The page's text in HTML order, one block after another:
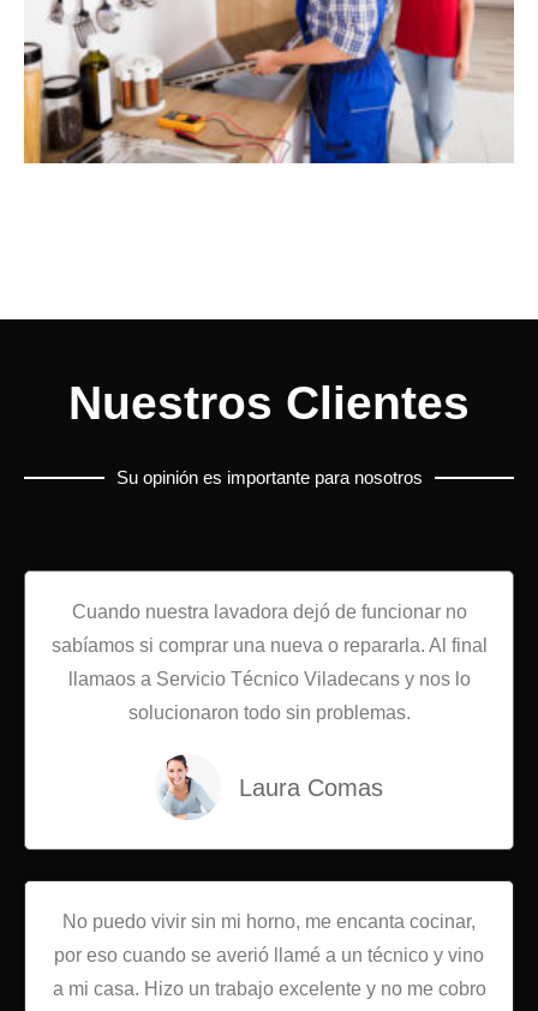
Nuestros Clientes
Su opinión es importante para nosotros
Cuando nuestra lavadora dejó de funcionar no
sabíamos si comprar una nueva o repararla. Al final
llamaos a Servicio Técnico Viladecans y nos lo
solucionaron todo sin problemas.
Laura Comas
No puedo vivir sin mi horno, me encanta cocinar,
por eso cuando se averió llamé a un técnico y vino
a mi casa. Hizo un trabajo excelente y no me cobro